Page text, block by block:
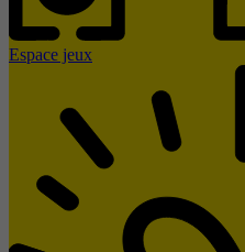
Espace jeux